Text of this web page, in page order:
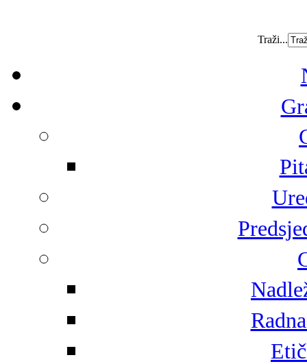
Traži...